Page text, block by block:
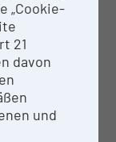
als
Hilfe von
auch
zu
„Cookie-
21
davon
und